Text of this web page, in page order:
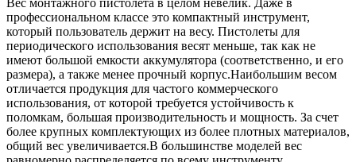
профессиональном классе это компактный инструмент,
который пользователь держит на весу. Пистолеты для
периодического использования весят меньше, так как не
имеют большой емкости аккумулятора (соответственно, и его
размера), а также менее прочный корпус.Наибольшим весом
отличается продукция для частого коммерческого
использования, от которой требуется устойчивость к
поломкам, большая производительность и мощность. За счет
более крупных комплектующих из более плотных материалов,
общий вес увеличивается.В большинстве моделей вес